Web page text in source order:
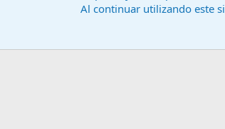
Al continuar utilizando este